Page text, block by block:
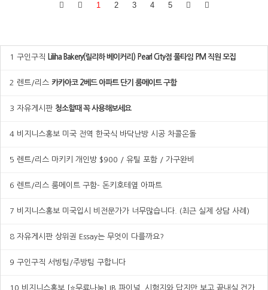
1 2 3 4 5
1 구인구직 Liliha Bakery(릴리하 베이커리) Pearl City점 풀타임 PM 직원 모집
2 렌트/리스 카카아코 2베드 아파트 단기 룸메이트 구함
3 자유게시판 청소할때 꼭 사용해보세요
4 비지니스홍보 미국 전역 한국식 바닥난방 시공 차콜온돌
5 렌트/리스 마키키 개인방 $900 / 유틸 포함 / 가구완비
6 렌트/리스 룸메이트 구함- 돈키호테옆 아파트
7 비지니스홍보 미국입시 비전문가가 너무많습니다. (최근 실제 상담 사례)
8 자유게시판 상위권 Essay는 무엇이 다를까요?
9 구인구직 서빙팀/주방팀 구합니다
10 비지니스홍보 [⭐무료나눔] IB 파이널, 시험지와 답지만 보고 끝내실 건가